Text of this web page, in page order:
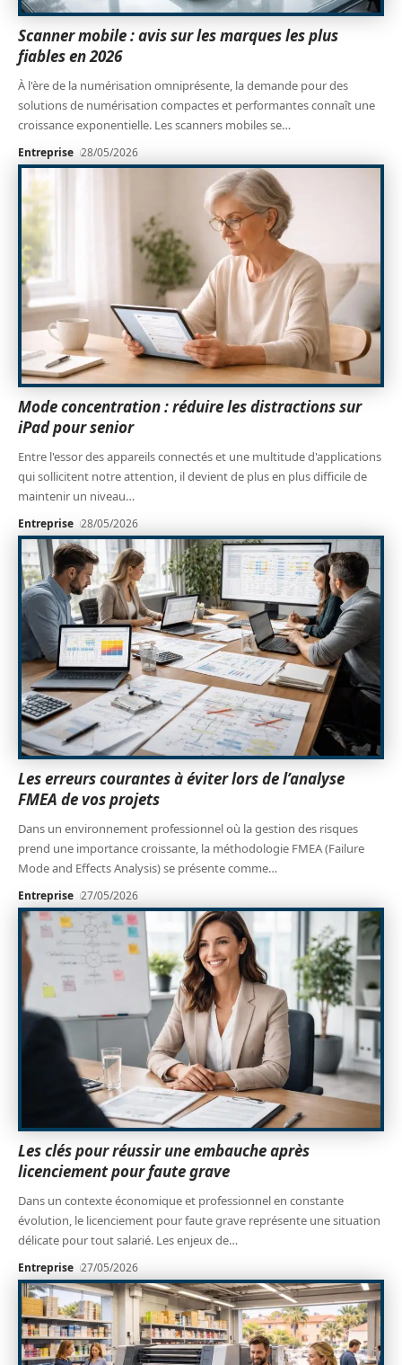
Scanner mobile : avis sur les marques les plus
fiables en 2026
À l'ère de la numérisation omniprésente, la demande pour des
solutions de numérisation compactes et performantes connaît une
croissance exponentielle. Les scanners mobiles se…
Entreprise 28/05/2026
Mode concentration : réduire les distractions sur
iPad pour senior
Entre l'essor des appareils connectés et une multitude d'applications
qui sollicitent notre attention, il devient de plus en plus difficile de
maintenir un niveau…
Entreprise 28/05/2026
Les erreurs courantes à éviter lors de l’analyse
FMEA de vos projets
Dans un environnement professionnel où la gestion des risques
prend une importance croissante, la méthodologie FMEA (Failure
Mode and Effects Analysis) se présente comme…
Entreprise 27/05/2026
Les clés pour réussir une embauche après
licenciement pour faute grave
Dans un contexte économique et professionnel en constante
évolution, le licenciement pour faute grave représente une situation
délicate pour tout salarié. Les enjeux de…
Entreprise 27/05/2026